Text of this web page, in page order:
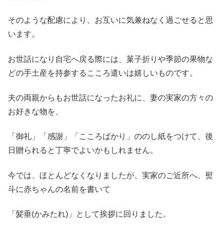
そのような配慮により、お互いに気兼ねなく過ごせると思
います。
お世話になり自宅へ戻る際には、菓子折りや季節の果物な
どの手土産を持参するこころ遣いは嬉しいものです。
夫の両親からもお世話になったお礼に、妻の実家の方々の
お好きな物を、
「御礼」「感謝」「こころばかり」ののし紙をつけて、後
日贈られると丁寧でよいかもしれません。
今では、ほとんどなくなりましたが、実家のご近所へ、熨
斗に赤ちゃんの名前を書いて
「髪垂(かみたれ)」として挨拶に回りました。